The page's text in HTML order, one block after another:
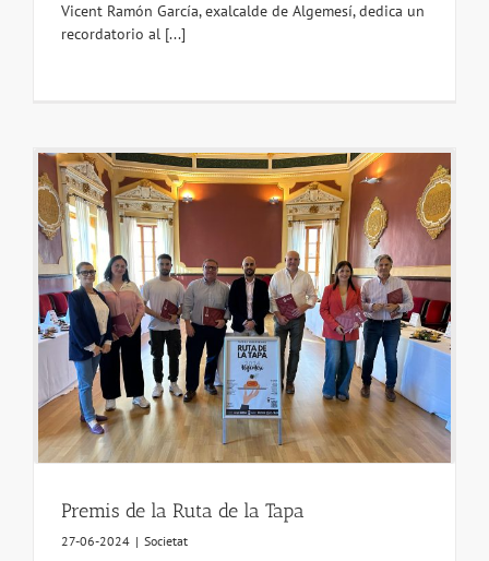
Vicent Ramón García, exalcalde de Algemesí, dedica un
recordatorio al [...]
Premis de la Ruta de la Tapa
27-06-2024 | Societat